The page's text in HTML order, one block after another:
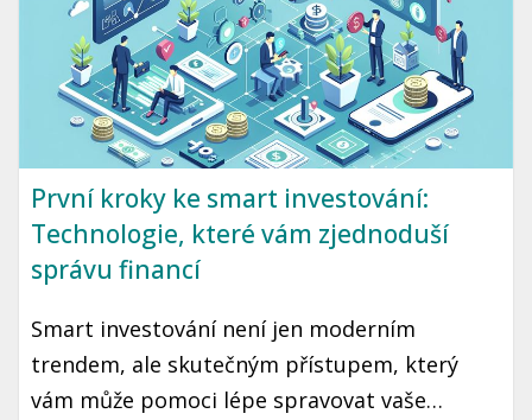
První kroky ke smart investování:
Technologie, které vám zjednoduší
správu financí
Smart investování není jen moderním
trendem, ale skutečným přístupem, který
vám může pomoci lépe spravovat vaše